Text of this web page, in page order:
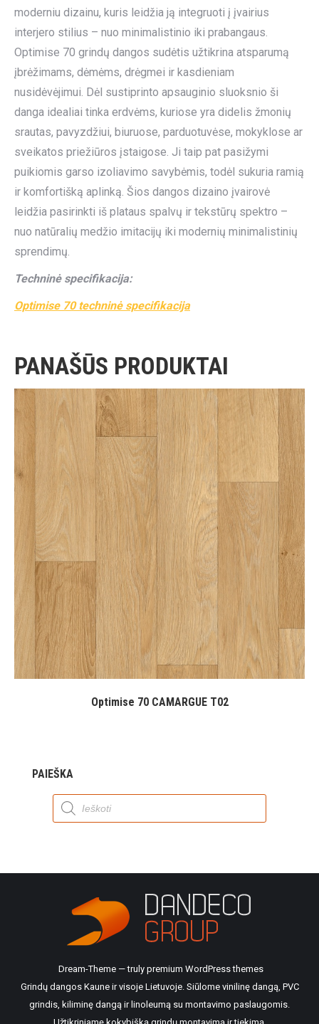
moderniu dizainu, kuris leidžia ją integruoti į įvairius
interjero stilius – nuo minimalistinio iki prabangaus.
Optimise 70 grindų dangos sudėtis užtikrina atsparumą
įbrėžimams, dėmėms, drėgmei ir kasdieniam
nusidėvėjimui. Dėl sustiprinto apsauginio sluoksnio ši
danga idealiai tinka erdvėms, kuriose yra didelis žmonių
srautas, pavyzdžiui, biuruose, parduotuvėse, mokyklose ar
sveikatos priežiūros įstaigose. Ji taip pat pasižymi
puikiomis garso izoliavimo savybėmis, todėl sukuria ramią
ir komfortišką aplinką. Šios dangos dizaino įvairovė
leidžia pasirinkti iš plataus spalvų ir tekstūrų spektro –
nuo natūralių medžio imitacijų iki modernių minimalistinių
sprendimų.
Techninė specifikacija:
Optimise 70 techninė specifikacija
PANAŠŪS PRODUKTAI
Optimise 70 CAMARGUE T02
PAIEŠKA
Products
search
Dream-Theme — truly premium WordPress themes
Grindų dangos Kaune ir visoje Lietuvoje. Siūlome vinilinę dangą, PVC
grindis, kiliminę dangą ir linoleumą su montavimo paslaugomis.